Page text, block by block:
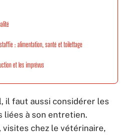
: alimentation, santé et toilettage
et les imprévus
il faut aussi considérer les
liées à son entretien.
chez le vétérinaire,